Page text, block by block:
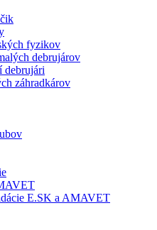
fyzikov
debrujárov
debrujári
záhradkárov
E.SK a AMAVET